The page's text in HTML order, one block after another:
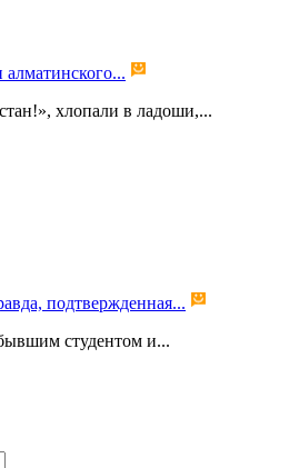
алматинского...
хлопали в ладоши,...
подтвержденная...
студентом и...